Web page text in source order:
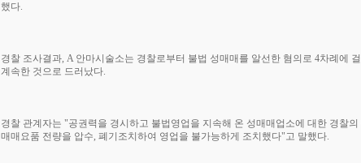
했다.
경찰 조사결과, A 안마시술소는 경찰로부터 불법 성매매를 알선한 혐의로 4차례에
계속한 것으로 드러났다.
경찰 관계자는 "공권력을 경시하고 불법영업을 지속해 온 성매매업소에 대한 경찰
매매요품 전량을 압수, 폐기조치하여 영업을 불가능하게 조치했다"고 말했다.